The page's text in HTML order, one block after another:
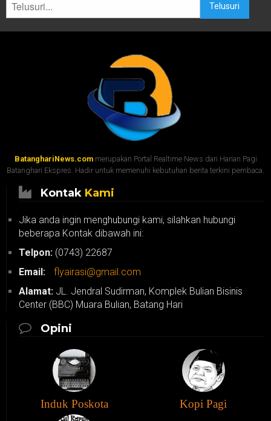
Telusuri
BatanghariNews.commerupakan Portal Realtime News dari Harian Pagi
Batanghari Ekspres. Hadir untuk memenuhi kebutuhan berita terkini pembaca.
Kontak Kami
Jika anda ingin menghubungi kami, silahkan hubungi
beberapa Kontak dibawah ini:
Telpon: (0743) 22687
Email:
flyairasi@gmail.com
Alamat: JL. Jendral Sudirman, Komplek Bulian Bisinis
Center (BBC) Muara Bulian, Batang Hari
Opini
Induk Poskota Kopi Pagi